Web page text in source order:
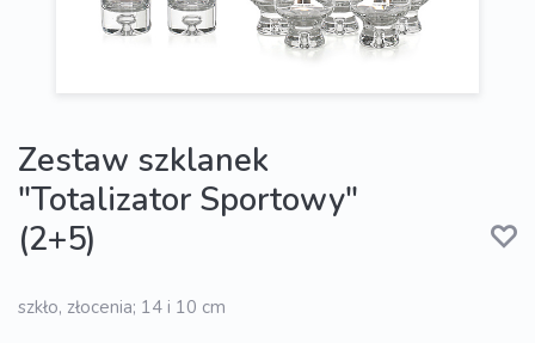
Zestaw szklanek
"Totalizator Sportowy"
(2+5)
szkło, złocenia; 14 i 10 cm